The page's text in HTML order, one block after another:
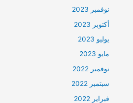
نوفمبر 2023
أكتوبر 2023
يوليو 2023
مايو 2023
نوفمبر 2022
سبتمبر 2022
فبراير 2022